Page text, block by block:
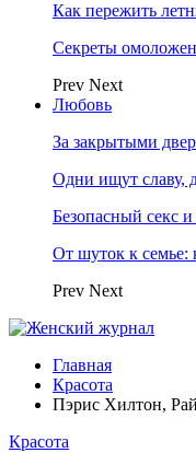
Как пережить
Секреты
Prev Next
Любовь
За закрытыми
Одни ищут славу,
Безопасный секс
От шуток к семье:
Prev Next
Главная
Красота
Пэрис Хилтон,
Красота